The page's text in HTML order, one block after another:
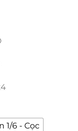
1/6 - Cọc